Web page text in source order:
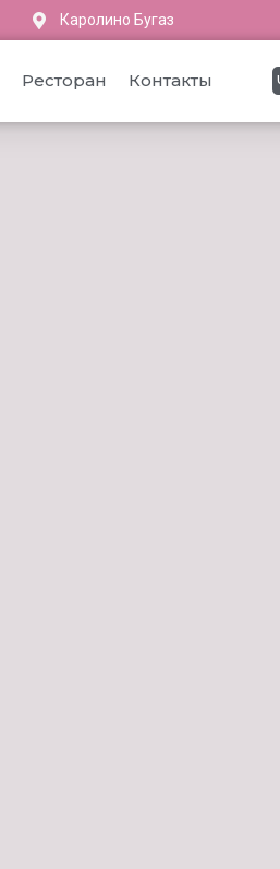
Каролино Бугаз
Ресторан Контакты